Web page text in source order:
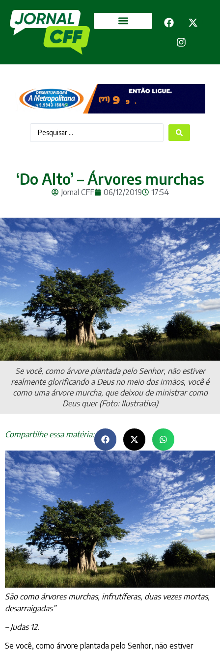
‘Do Alto’ – Árvores murchas
Jornal CFF 06/12/2019 17:54
Se você, como árvore plantada pelo Senhor, não estiver
realmente glorificando a Deus no meio dos irmãos, você é
como uma árvore murcha, que deixou de ministrar como
Deus quer (Foto: Ilustrativa)
Compartilhe essa matéria:
São como árvores murchas, infrutíferas, duas vezes mortas,
desarraigadas”
– Judas 12.
Se você, como árvore plantada pelo Senhor, não estiver